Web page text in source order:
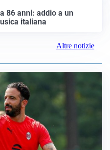
86 anni: addio a un
italiana